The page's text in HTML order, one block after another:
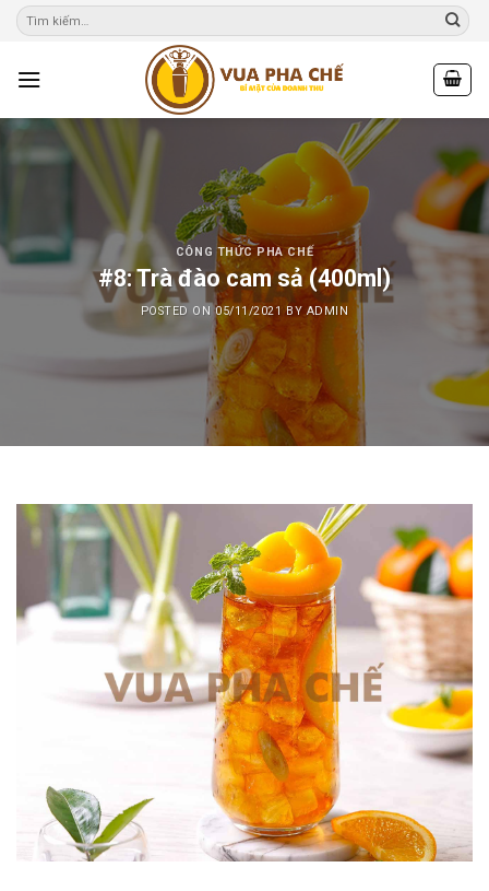
Skip
CÔNG THỨC PHA CHẾ
#8: Trà đào cam sả (400ml)
POSTED ON05/11/2021BY ADMIN